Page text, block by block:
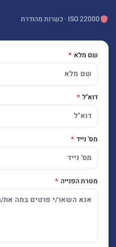
ISO 22000 · כשרות מהודרת
שם מלא
דוא"ל
מס' נייד
מטרת הפנייה